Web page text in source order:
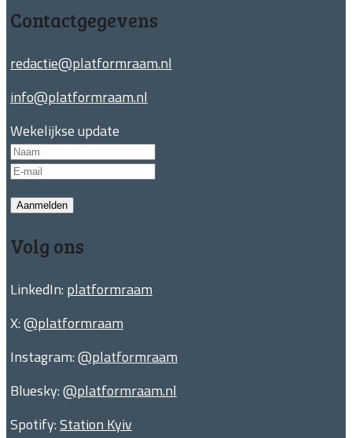
Contactgegevens
redactie@platformraam.nl
info@platformraam.nl
Wekelijkse update
Aanmelden
Volg ons
LinkedIn: platformraam
X:@platformraam
Instagram:@platformraam
Bluesky:@platformraam.nl
Spotify:Station Kyiv